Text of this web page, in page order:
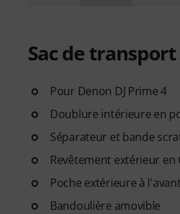
Sac de
Pour Denon DJ Prime 4
Doublure intérieure en
Séparateur et bande
Revêtement extérieur
Poche extérieure à
Bandoulière amovible